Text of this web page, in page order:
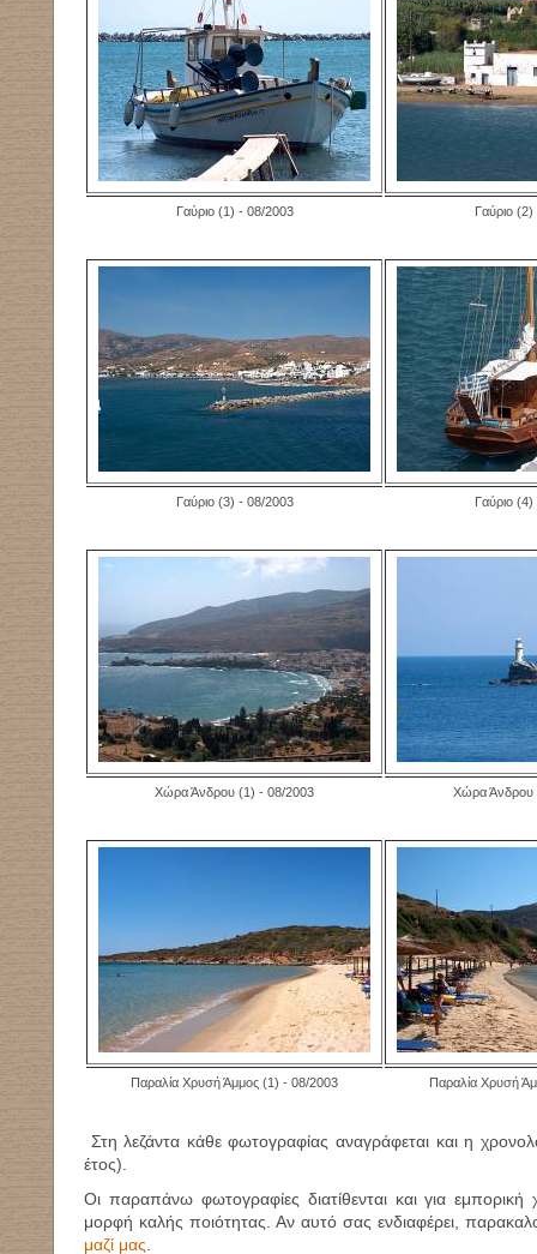
Γαύριο (1) - 08/2003 Γαύριο
Γαύριο (3) - 08/2003 Γαύριο
Χώρα Άνδρου (1) - 08/2003 Χώρα Άνδρου
Παραλία Χρυσή Άμμος (1) - 08/2003 Παραλία Χρυσή
Στη λεζάντα κάθε φωτογραφίας αναγράφεται και η
έτος).
Οι παραπάνω φωτογραφίες διατίθενται και για
μορφή καλής ποιότητας. Αν αυτό σας ενδιαφέρει,
μαζί μας